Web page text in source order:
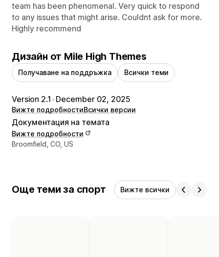
team has been phenomenal. Very quick to respond
to any issues that might arise. Couldnt ask for more.
Highly recommend
Дизайн от Mile High Themes
Получаване на поддръжка Всички теми
Version 2.1 •December 02, 2025
Вижте подробностиВсички версии
Документация на темата
Вижте подробности
Данни за връзка с дизайнера
Broomfield, CO, US
Още теми за спорт Вижте всички